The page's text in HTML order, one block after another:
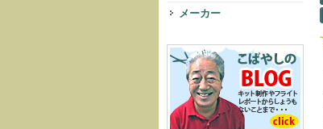
メーカー